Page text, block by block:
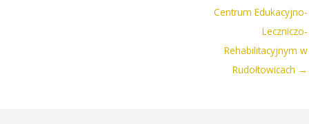
Centrum Edukacyjno-
Leczniczo-
Rehabilitacyjnym w
Rudołtowicach →